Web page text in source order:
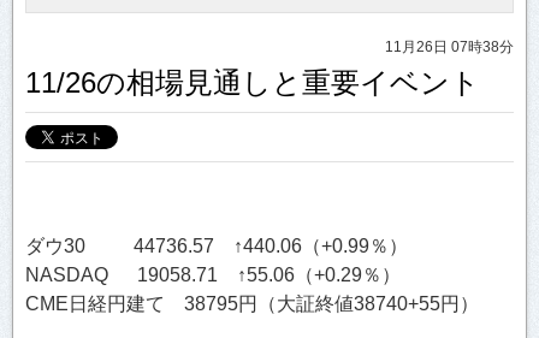
11月26日 07時38分
11/26の相場見通しと重要イベント
ダウ30 44736.57 ↑440.06（+0.99％）
NASDAQ 19058.71 ↑55.06（+0.29％）
CME日経円建て 38795円（大証終値38740+55円）